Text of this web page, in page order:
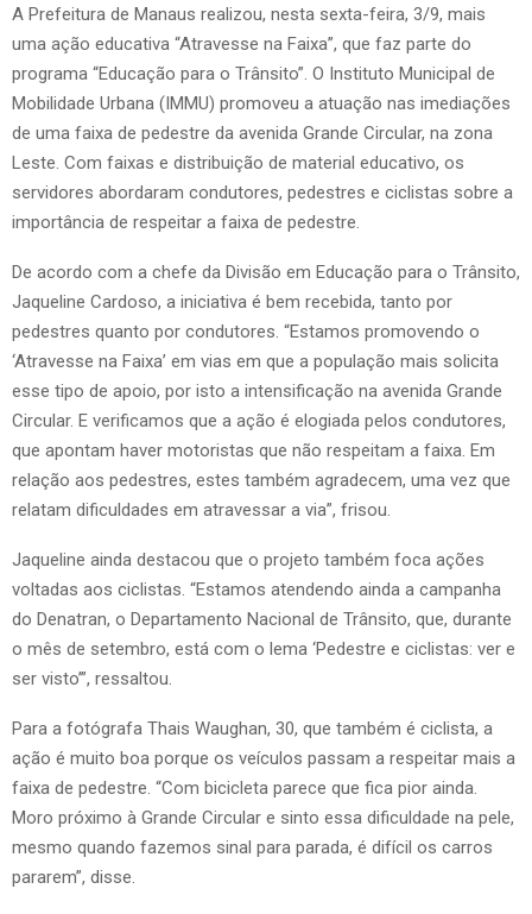
A Prefeitura de Manaus realizou, nesta sexta-feira, 3/9, mais
uma ação educativa “Atravesse na Faixa”, que faz parte do
programa “Educação para o Trânsito”. O Instituto Municipal de
Mobilidade Urbana (IMMU) promoveu a atuação nas imediações
de uma faixa de pedestre da avenida Grande Circular, na zona
Leste. Com faixas e distribuição de material educativo, os
servidores abordaram condutores, pedestres e ciclistas sobre a
importância de respeitar a faixa de pedestre.
De acordo com a chefe da Divisão em Educação para o Trânsito,
Jaqueline Cardoso, a iniciativa é bem recebida, tanto por
pedestres quanto por condutores. “Estamos promovendo o
‘Atravesse na Faixa’ em vias em que a população mais solicita
esse tipo de apoio, por isto a intensificação na avenida Grande
Circular. E verificamos que a ação é elogiada pelos condutores,
que apontam haver motoristas que não respeitam a faixa. Em
relação aos pedestres, estes também agradecem, uma vez que
relatam dificuldades em atravessar a via”, frisou.
Jaqueline ainda destacou que o projeto também foca ações
voltadas aos ciclistas. “Estamos atendendo ainda a campanha
do Denatran, o Departamento Nacional de Trânsito, que, durante
o mês de setembro, está com o lema ‘Pedestre e ciclistas: ver e
ser visto’”, ressaltou.
Para a fotógrafa Thais Waughan, 30, que também é ciclista, a
ação é muito boa porque os veículos passam a respeitar mais a
faixa de pedestre. “Com bicicleta parece que fica pior ainda.
Moro próximo à Grande Circular e sinto essa dificuldade na pele,
mesmo quando fazemos sinal para parada, é difícil os carros
pararem”, disse.